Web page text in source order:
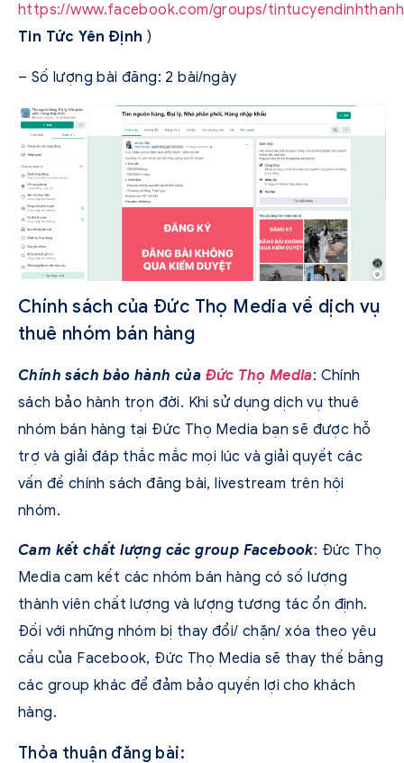
https://www.facebook.com/groups/
Tin Tức Yên Định )
– Số lượng bài đăng: 2 bài/ngày
Chính sách của Đức Thọ Media về dịch vụ
thuê nhóm bán hàng
Chính sách bảo hành của Đức Thọ Media: Chính
sách bảo hành trọn đời. Khi sử dụng dịch vụ thuê
nhóm bán hàng tại Đức Thọ Media bạn sẽ được hỗ
trợ và giải đáp thắc mắc mọi lúc và giải quyết các
vấn đề chính sách đăng bài, livestream trên hội
nhóm.
Cam kết chất lượng các group Facebook: Đức Thọ
Media cam kết các nhóm bán hàng có số lượng
thành viên chất lượng và lượng tương tác ổn định.
Đối với những nhóm bị thay đổi/ chặn/ xóa theo yêu
cầu của Facebook, Đức Thọ Media sẽ thay thế bằng
các group khác để đảm bảo quyền lợi cho khách
hàng.
Thỏa thuận đăng bài: